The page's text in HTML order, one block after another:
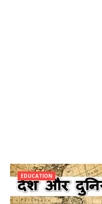
EDUCATION